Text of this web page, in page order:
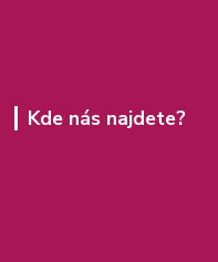
Kde nás najdete?